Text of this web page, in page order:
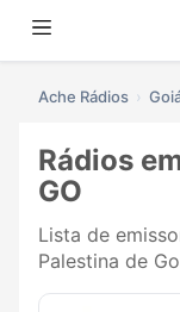
Ache Rádios
Rádios
GO
Lista de
Palestina de